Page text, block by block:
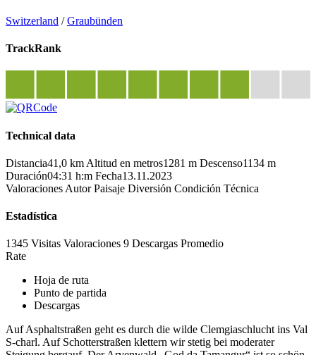
Switzerland /Graubünden
TrackRank
Technical data
Distancia41,0 km Altitud en metros1281 m Descenso1134 m
Duración04:31 h:m Fecha13.11.2023
Valoraciones Autor Paisaje Diversión Condición Técnica
Estadística
1345 Visitas Valoraciones 9 Descargas Promedio
Rate
Hoja de ruta
Punto de partida
Descargas
Auf Asphaltstraßen geht es durch die wilde Clemgiaschlucht ins Val
S-charl. Auf Schotterstraßen klettern wir stetig bei moderater